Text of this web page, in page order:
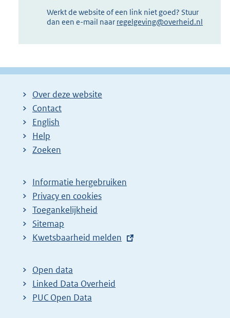
Werkt de website of een link niet goed? Stuur
dan een e-mail naar regelgeving@overheid.nl
Over deze website
Contact
English
Help
Zoeken
Informatie hergebruiken
Privacy en cookies
Toegankelijkheid
Sitemap
E
t
e
r
Kwetsbaarheid melden
Open data
Linked Data Overheid
PUC Open Data